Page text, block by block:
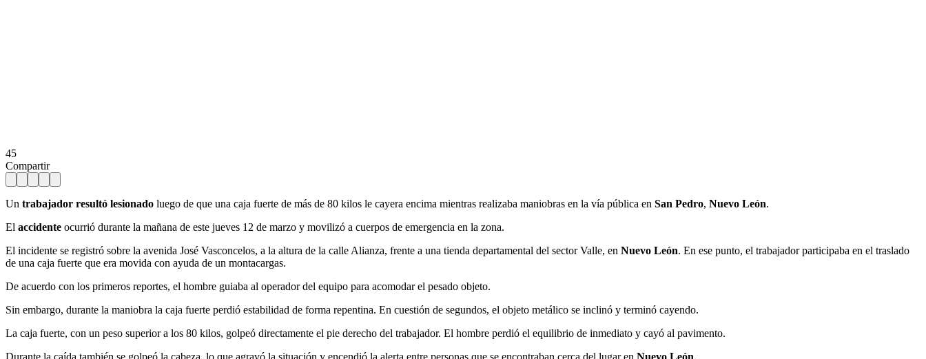
45
Compartir
Un trabajador resultó lesionado luego de que una caja fuerte de más de 80 kilos le cayera encima mientras realizaba maniobras en la vía pública en San Pedro, Nuevo León.
El accidente ocurrió durante la mañana de este jueves 12 de marzo y movilizó a cuerpos de emergencia en la zona.
El incidente se registró sobre la avenida José Vasconcelos, a la altura de la calle Alianza, frente a una tienda departamental del sector Valle, en Nuevo León. En ese punto, el trabajador participaba en el traslado
de una caja fuerte que era movida con ayuda de un montacargas.
De acuerdo con los primeros reportes, el hombre guiaba al operador del equipo para acomodar el pesado objeto.
Sin embargo, durante la maniobra la caja fuerte perdió estabilidad de forma repentina. En cuestión de segundos, el objeto metálico se inclinó y terminó cayendo.
La caja fuerte, con un peso superior a los 80 kilos, golpeó directamente el pie derecho del trabajador. El hombre perdió el equilibrio de inmediato y cayó al pavimento.
Durante la caída también se golpeó la cabeza, lo que agravó la situación y encendió la alerta entre personas que se encontraban cerca del lugar en Nuevo León.